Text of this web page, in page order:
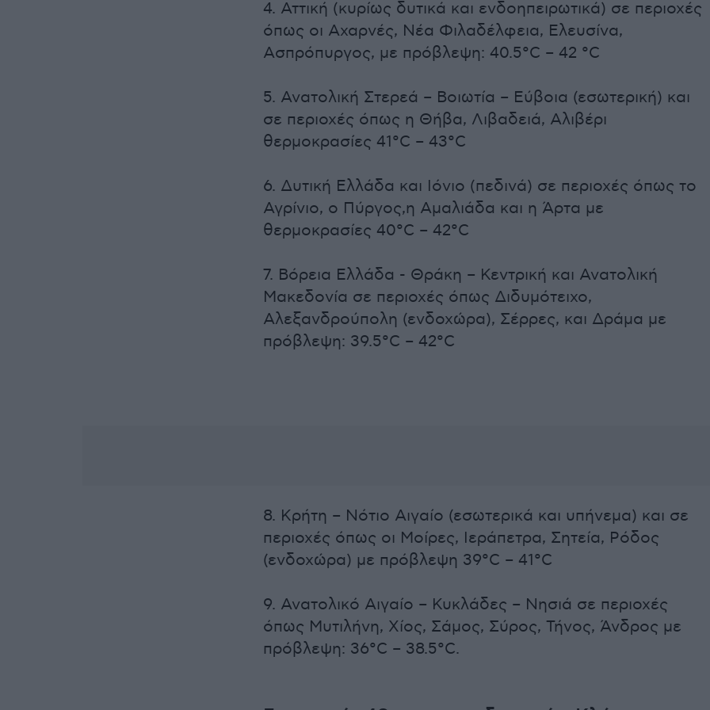
4. Αττική (κυρίως δυτικά και ενδοηπειρωτικά) σε περιοχές
όπως οι Αχαρνές, Νέα Φιλαδέλφεια, Ελευσίνα,
Ασπρόπυργος, με πρόβλεψη: 40.5°C – 42 °C
5. Ανατολική Στερεά – Βοιωτία – Εύβοια (εσωτερική) και
σε περιοχές όπως η Θήβα, Λιβαδειά, Αλιβέρι
θερμοκρασίες 41°C – 43°C
6. Δυτική Ελλάδα και Ιόνιο (πεδινά) σε περιοχές όπως το
Αγρίνιο, ο Πύργος,η Αμαλιάδα και η Άρτα με
θερμοκρασίες 40°C – 42°C
7. Βόρεια Ελλάδα - Θράκη – Κεντρική και Ανατολική
Μακεδονία σε περιοχές όπως Διδυμότειχο,
Αλεξανδρούπολη (ενδοχώρα), Σέρρες, και Δράμα με
πρόβλεψη: 39.5°C – 42°C
8. Κρήτη – Νότιο Αιγαίο (εσωτερικά και υπήνεμα) και σε
περιοχές όπως οι Μοίρες, Ιεράπετρα, Σητεία, Ρόδος
(ενδοχώρα) με πρόβλεψη 39°C – 41°C
9. Ανατολικό Αιγαίο – Κυκλάδες – Νησιά σε περιοχές
όπως Μυτιλήνη, Χίος, Σάμος, Σύρος, Τήνος, Άνδρος με
πρόβλεψη: 36°C – 38.5°C.